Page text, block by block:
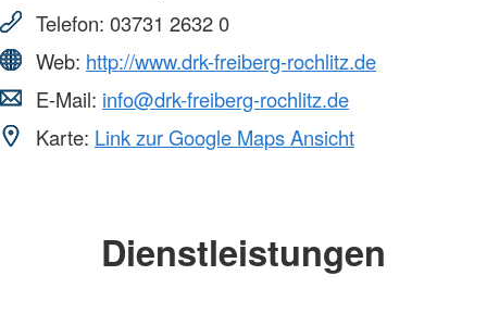
Telefon: 03731 2632 0
Web: http://www.drk-freiberg-rochlitz.de
E-Mail: info@drk-freiberg-rochlitz.de
Karte: Link zur Google Maps Ansicht
Dienstleistungen